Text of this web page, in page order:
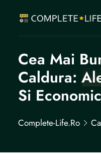
Cea Mai
Caldura:
Si
Complete-Life.ro